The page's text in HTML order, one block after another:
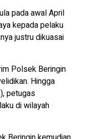
pada awal April
kepada pelaku
justru dikuasai
Polsek Beringin
Hingga
petugas
di wilayah